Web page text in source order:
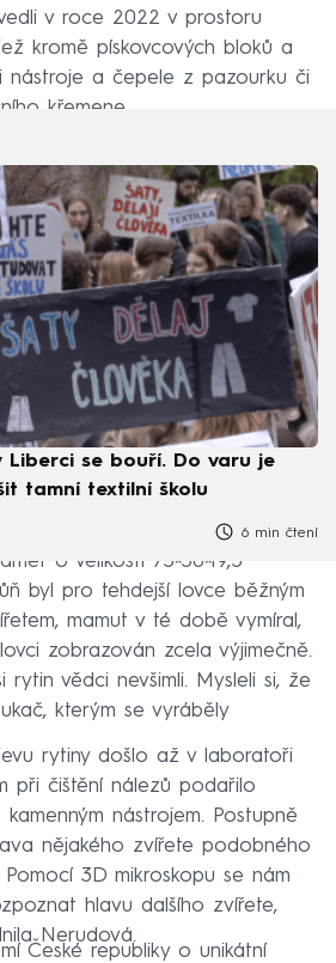
v roce 2022 v prostoru
kromě pískovcových bloků a
nástroje a čepele z pazourku či
křemene.
se bouří. Do varu je
tamní textilní školu
6 min čtení
o velikosti 75×50×19,5
byl pro tehdejší lovce běžným
mamut v té době vymíral,
zobrazován zcela výjimečně.
rytin vědci nevšimli. Mysleli si, že
kterým se vyráběly
rytiny došlo až v laboratoři
při čištění nálezů podařilo
nástrojem. Postupně
nějakého zvířete podobného
3D mikroskopu se nám
hlavu dalšího zvířete,
Nerudová.
České republiky o unikátní